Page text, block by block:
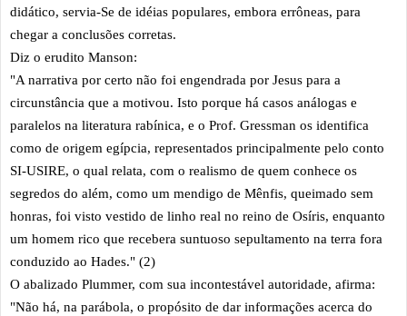
didático, servia-Se de idéias populares, embora errôneas, para
chegar a conclusões corretas.
Diz o erudito Manson:
"A narrativa por certo não foi engendrada por Jesus para a
circunstância que a motivou. Isto porque há casos análogas e
paralelos na literatura rabínica, e o Prof. Gressman os identifica
como de origem egípcia, representados principalmente pelo conto
SI-USIRE, o qual relata, com o realismo de quem conhece os
segredos do além, como um mendigo de Mênfis, queimado sem
honras, foi visto vestido de linho real no reino de Osíris, enquanto
um homem rico que recebera suntuoso sepultamento na terra fora
conduzido ao Hades." (2)
O abalizado Plummer, com sua incontestável autoridade, afirma:
"Não há, na parábola, o propósito de dar informações acerca do